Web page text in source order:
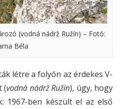
(vodná nádrž Ružín) – Fotó:
Béla
létre a folyón az érdekes V-
(vodná nádrž Ružín), úgy, hogy
1967-ben készült el az első